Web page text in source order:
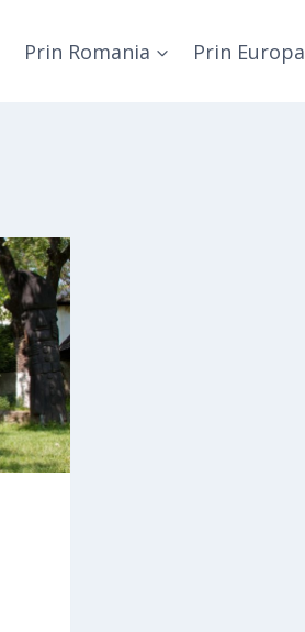
Prin Romania Prin Europa